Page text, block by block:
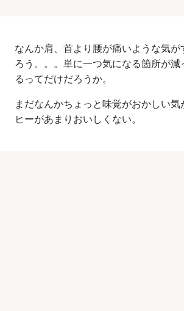
なんか肩、首より腰が痛いような気
ろう。。。単に一つ気になる箇所が
るってだけだろうか。
まだなんかちょっと味覚がおかしい
ヒーがあまりおいしくない。